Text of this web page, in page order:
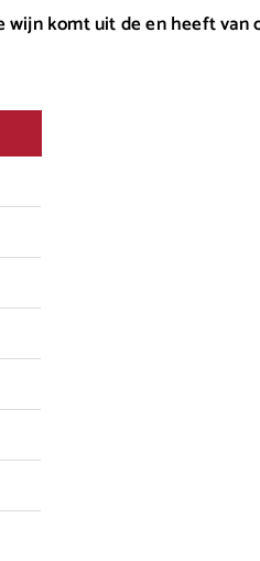
wijn komt uit de en heeft van